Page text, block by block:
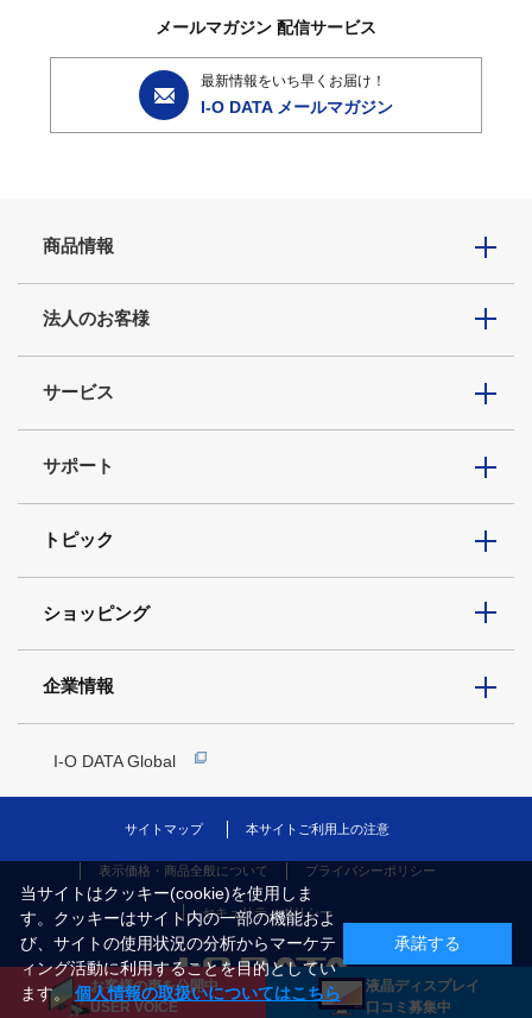
メールマガジン 配信サービス
最新情報をいち早くお届け！
I-O DATA メールマガジン
商品情報
法人のお客様
サービス
サポート
トピック
ショッピング
企業情報
I-O DATA Global
サイトマップ 本サイトご利用上の注意
表示価格・商品全般について プライバシーポリシー
セキュリティポリシー
COPYRIGHT©I-O DATA, INC.
当サイトはクッキー(cookie)を使用しま
す。クッキーはサイト内の一部の機能およ
び、サイトの使用状況の分析からマーケテ
ィング活動に利用することを目的としてい
ます。 個人情報の取扱いについてはこちら
承諾する
お客様の声を公開中
USER VOICE
液晶ディスプレイ
口コミ募集中